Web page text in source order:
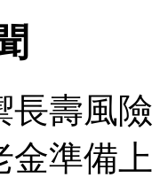
長壽風
金準備